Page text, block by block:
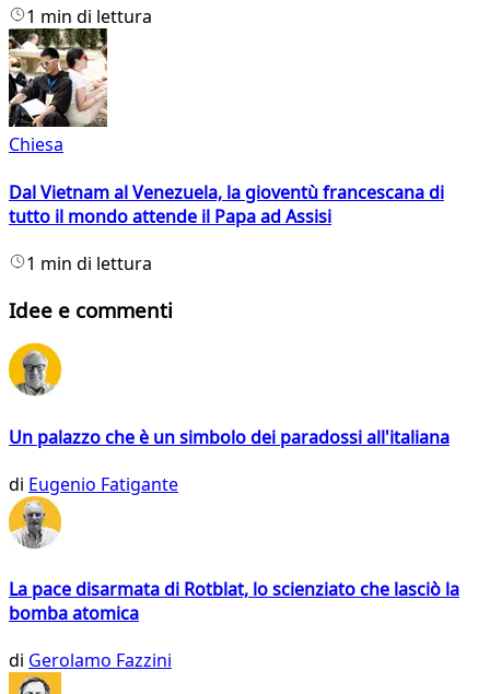
1 min di lettura
Chiesa
Dal Vietnam al Venezuela, la gioventù francescana di
tutto il mondo attende il Papa ad Assisi
1 min di lettura
Idee e commenti
Un palazzo che è un simbolo dei paradossi all'italiana
di Eugenio Fatigante
La pace disarmata di Rotblat, lo scienziato che lasciò la
bomba atomica
di Gerolamo Fazzini